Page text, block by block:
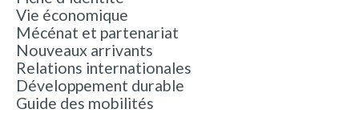
Vie économique
Mécénat et partenariat
Nouveaux arrivants
Relations internationales
Développement durable
Guide des mobilités